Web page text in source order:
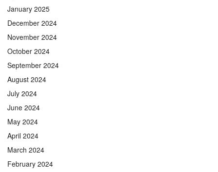
January 2025
December 2024
November 2024
October 2024
September 2024
August 2024
July 2024
June 2024
May 2024
April 2024
March 2024
February 2024